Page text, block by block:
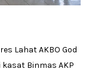
Lahat AKBO God
kasat Binmas AKP